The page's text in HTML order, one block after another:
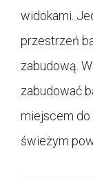
widokami.
przestrzeń
zabudową.
zabudować
miejscem do
świeżym